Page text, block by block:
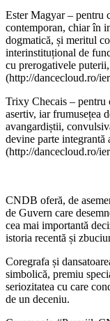
Ester Magyar – pentru
contemporan, chiar în
dogmatică, și meritul
interinstituțional de
cu prerogativele
(http://dancecloud.ro/
Trixy Checais – pentru
asertiv, iar frumusețea
avangardiștii,
devine parte integrantă
(http://dancecloud.ro/
CNDB oferă, de
de Guvern care
cea mai importantă
istoria recentă și
Coregrafa și
simbolică, premiu
seriozitatea cu care
de un deceniu.